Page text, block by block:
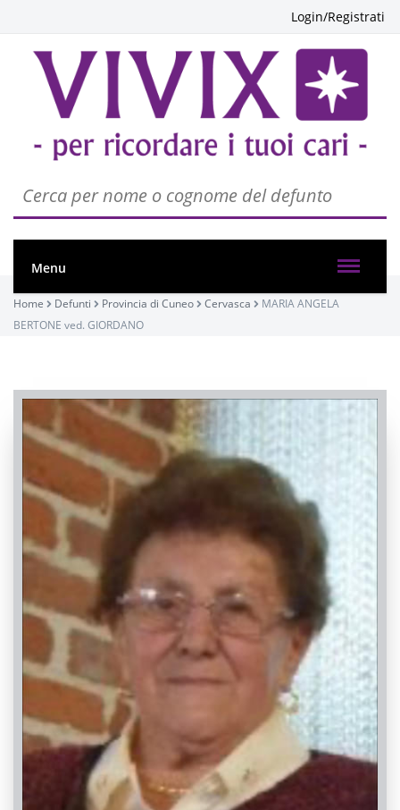
Login/Registrati
Menu
Home Defunti Provincia di Cuneo Cervasca
MARIA ANGELA
BERTONE ved. GIORDANO
PASSATE:
2° ANNIVERSARIO
Cervasca, Parrocchia S. Croce
06/09/2022 18:30
Visibile a tutti gli utenti
INVIA CONDOGLIANZE